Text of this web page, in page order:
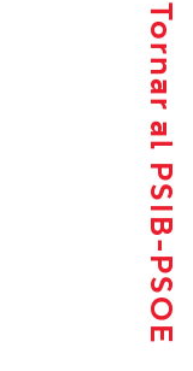
Tornar al PSIB-PSOE